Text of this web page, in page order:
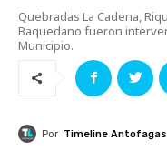
Quebradas La Cadena,
Baquedano fueron
Municipio.
Por Timeline